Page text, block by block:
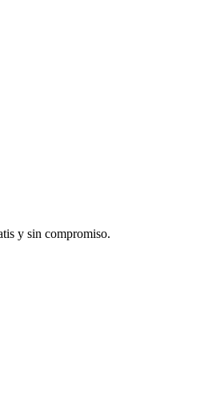
y sin compromiso.